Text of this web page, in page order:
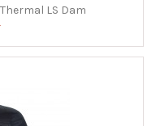
LS Dam